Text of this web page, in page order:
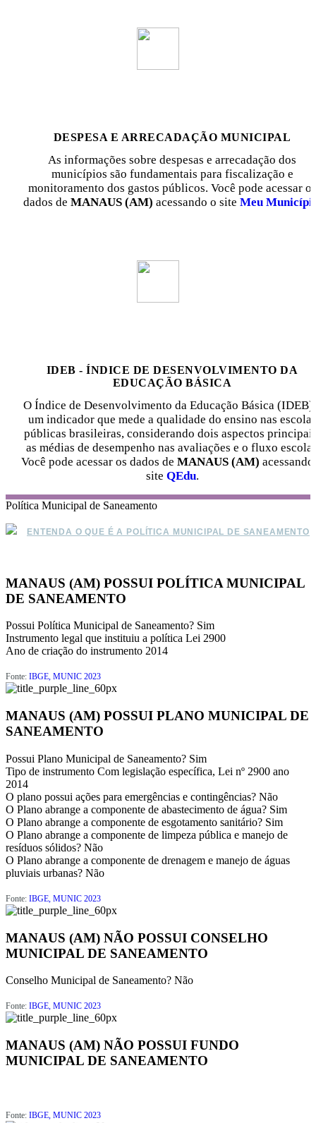
DESPESA E ARRECADAÇÃO MUNICIPAL
As informações sobre despesas e arrecadação dos
municípios são fundamentais para fiscalização e
monitoramento dos gastos públicos. Você pode acessar os
dados de MANAUS (AM) acessando o site Meu
IDEB - ÍNDICE DE DESENVOLVIMENTO DA
EDUCAÇÃO BÁSICA
O Índice de Desenvolvimento da Educação Básica (IDEB)
um indicador que mede a qualidade do ensino nas escolas
públicas brasileiras, considerando dois aspectos
as médias de desempenho nas avaliações e o fluxo
Você pode acessar os dados de MANAUS (AM)
site QEdu.
Política Municipal de Saneamento
ENTENDA O QUE É A POLÍTICA MUNICIPAL DE SANEAMENTO
MANAUS (AM) POSSUI POLÍTICA MUNICIPAL
DE SANEAMENTO
Possui Política Municipal de Saneamento? Sim
Instrumento legal que instituiu a política Lei 2900
Ano de criação do instrumento 2014
Fonte: IBGE, MUNIC 2023
MANAUS (AM) POSSUI PLANO MUNICIPAL DE
SANEAMENTO
Possui Plano Municipal de Saneamento? Sim
Tipo de instrumento Com legislação específica, Lei nº 2900 ano
2014
O plano possui ações para emergências e contingências? Não
O Plano abrange a componente de abastecimento de água? Sim
O Plano abrange a componente de esgotamento sanitário? Sim
O Plano abrange a componente de limpeza pública e manejo de
resíduos sólidos? Não
O Plano abrange a componente de drenagem e manejo de águas
pluviais urbanas? Não
Fonte: IBGE, MUNIC 2023
MANAUS (AM) NÃO POSSUI CONSELHO
MUNICIPAL DE SANEAMENTO
Conselho Municipal de Saneamento? Não
Fonte: IBGE, MUNIC 2023
MANAUS (AM) NÃO POSSUI FUNDO
MUNICIPAL DE SANEAMENTO
Fonte: IBGE, MUNIC 2023